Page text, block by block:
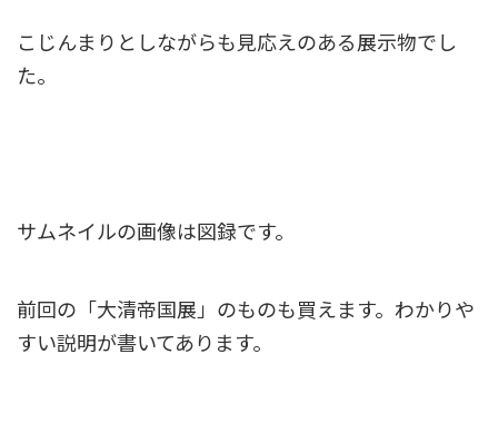
こじんまりとしながらも見応えのある展示物でし
た。
サムネイルの画像は図録です。
前回の「大清帝国展」のものも買えます。わかりや
すい説明が書いてあります。